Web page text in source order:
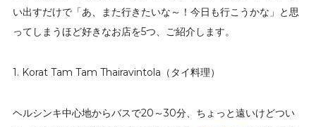
い出すだけで「あ、また行きたいな～！今日も行こうかな」と思
ってしまうほど好きなお店を5つ、ご紹介します。
1. Korat Tam Tam Thairavintola（タイ料理）
ヘルシンキ中心地からバスで20～30分、ちょっと遠いけどつい